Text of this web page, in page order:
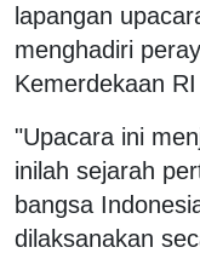
lapangan
menghadiri
Kemerdekaan
"Upacara ini
inilah sejarah
bangsa
dilaksanakan